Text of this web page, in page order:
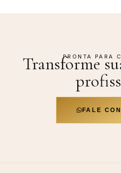
PRONTA PARA
Transforme
FALE